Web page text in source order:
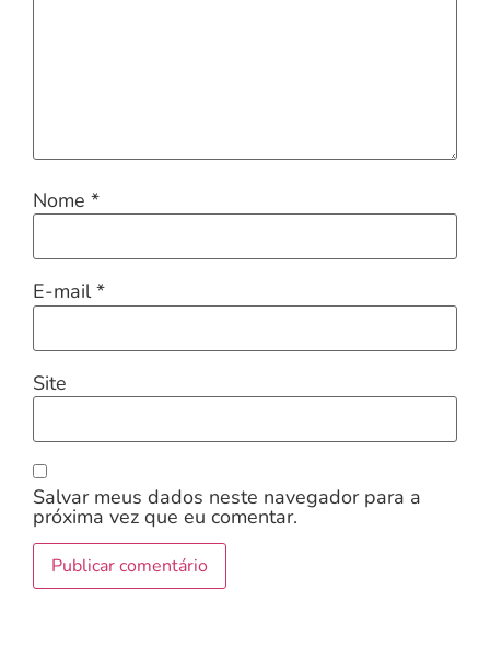
Nome *
E-mail*
Site
Salvar meus dados neste navegador para a
próxima vez que eu comentar.